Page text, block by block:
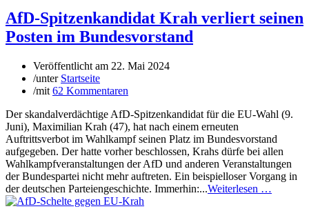
AfD-Spitzenkandidat Krah verliert seinen
Posten im Bundesvorstand
Veröffentlicht am 22. Mai 2024
/unter Startseite
/mit 62 Kommentaren
Der skandalverdächtige AfD-Spitzenkandidat für die EU-Wahl (9.
Juni), Maximilian Krah (47), hat nach einem erneuten
Auftrittsverbot im Wahlkampf seinen Platz im Bundesvorstand
aufgegeben. Der hatte vorher beschlossen, Krahs dürfe bei allen
Wahlkampfveranstaltungen der AfD und anderen Veranstaltungen
der Bundespartei nicht mehr auftreten. Ein beispielloser Vorgang in
der deutschen Parteiengeschichte. Immerhin:...Weiterlesen …